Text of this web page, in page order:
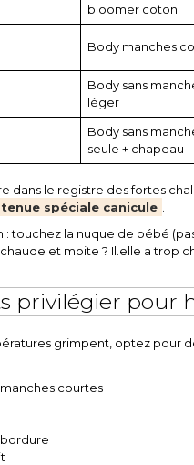
bloomer coton
Body manches
Body sans
léger
Body sans
seule + chapeau
dans le registre des fortes
tenue spéciale canicule
touchez la nuque de bébé
et moite ? Il.elle a trop
privilégier pour
grimpent, optez
courtes